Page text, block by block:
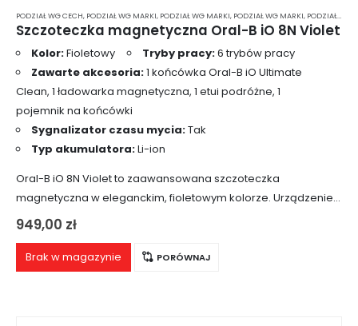
PODZIAŁ WG CECH, PODZIAŁ WG MARKI, PODZIAŁ WG MARKI, PODZIAŁ WG MARKI, PODZIAŁ WG MARKI
Szczoteczka magnetyczna Oral-B iO 8N Violet
Kolor:Fioletowy Tryby pracy:6 trybów pracy
Zawarte akcesoria:1 końcówka Oral-B iO Ultimate
Clean, 1 ładowarka magnetyczna, 1 etui podróżne, 1
pojemnik na końcówki
Sygnalizator czasu mycia:Tak
Typ akumulatora:Li-ion
Oral-B iO 8N Violet to zaawansowana szczoteczka
magnetyczna w eleganckim, fioletowym kolorze. Urządzenie
wykorzystuje mikrowibracje, które w połączeniu z ruchami
jednocześnie delikatne i bezpieczne czyszczenie…
949,00 zł
Brak w magazynie PORÓWNAJ